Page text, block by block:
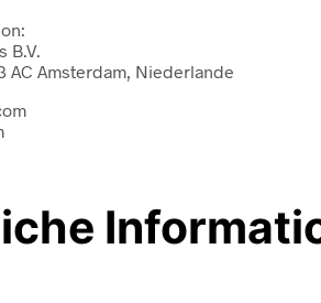
B.V.
AC Amsterdam, Niederlande